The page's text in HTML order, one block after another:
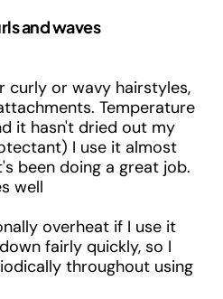
and waves
curly or wavy hairstyles,
Temperature
it hasn't dried out my
I use it almost
been doing a great job.
well.
overheat if I use it
fairly quickly, so I
throughout using